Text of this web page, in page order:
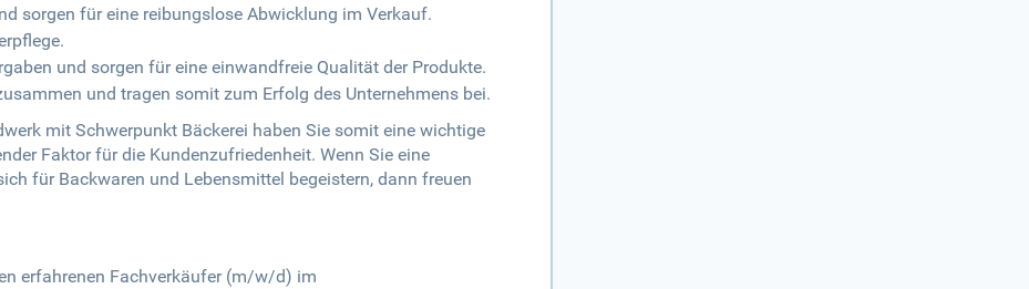
sorgen für eine reibungslose Abwicklung im Verkauf.
und sorgen für eine einwandfreie Qualität der Produkte.
und tragen somit zum Erfolg des Unternehmens bei.
mit Schwerpunkt Bäckerei haben Sie somit eine wichtige
Faktor für die Kundenzufriedenheit. Wenn Sie eine
für Backwaren und Lebensmittel begeistern, dann freuen
erfahrenen Fachverkäufer (m/w/d) im